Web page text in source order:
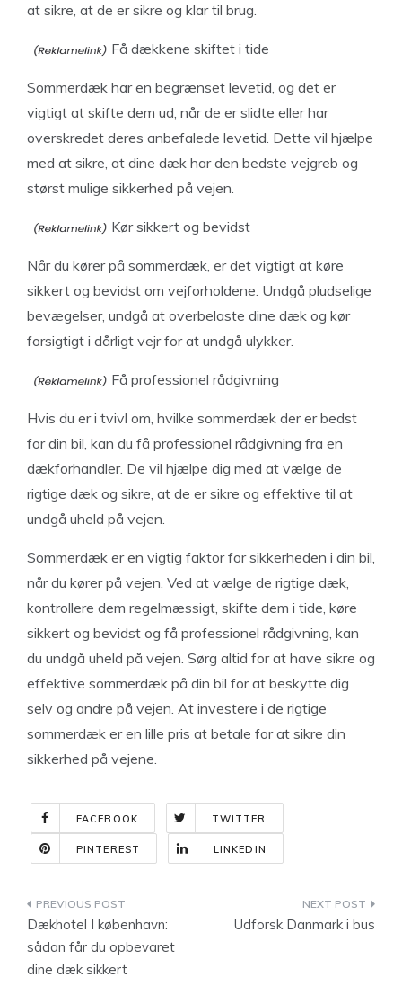
at sikre, at de er sikre og klar til brug.
Få dækkene skiftet i tide
Sommerdæk har en begrænset levetid, og det er
vigtigt at skifte dem ud, når de er slidte eller har
overskredet deres anbefalede levetid. Dette vil hjælpe
med at sikre, at dine dæk har den bedste vejgreb og
størst mulige sikkerhed på vejen.
Kør sikkert og bevidst
Når du kører på sommerdæk, er det vigtigt at køre
sikkert og bevidst om vejforholdene. Undgå pludselige
bevægelser, undgå at overbelaste dine dæk og kør
forsigtigt i dårligt vejr for at undgå ulykker.
Få professionel rådgivning
Hvis du er i tvivl om, hvilke sommerdæk der er bedst
for din bil, kan du få professionel rådgivning fra en
dækforhandler. De vil hjælpe dig med at vælge de
rigtige dæk og sikre, at de er sikre og effektive til at
undgå uheld på vejen.
Sommerdæk er en vigtig faktor for sikkerheden i din bil,
når du kører på vejen. Ved at vælge de rigtige dæk,
kontrollere dem regelmæssigt, skifte dem i tide, køre
sikkert og bevidst og få professionel rådgivning, kan
du undgå uheld på vejen. Sørg altid for at have sikre og
effektive sommerdæk på din bil for at beskytte dig
selv og andre på vejen. At investere i de rigtige
sommerdæk er en lille pris at betale for at sikre din
sikkerhed på vejene.
FACEBOOK TWITTER
PINTEREST LINKEDIN
Indlægsnavigation
Dækhotel I københavn:
sådan får du opbevaret
dine dæk sikkert
Udforsk Danmark i bus